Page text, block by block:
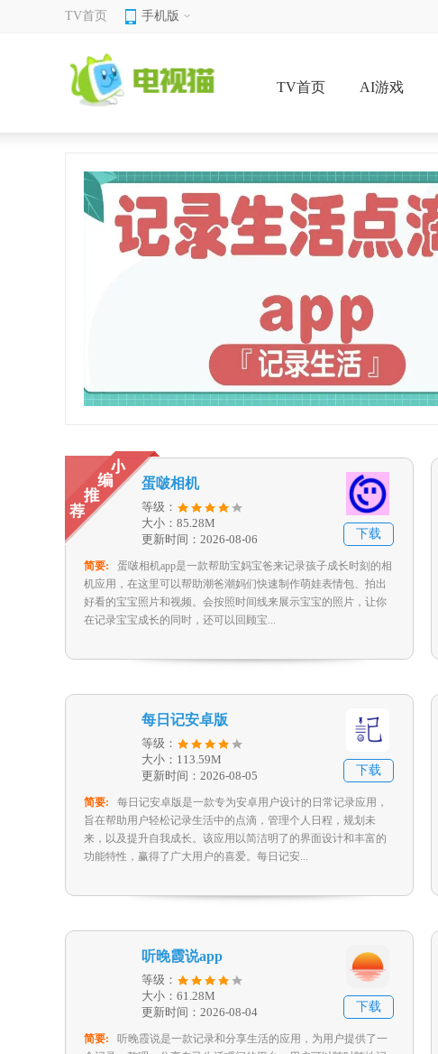
TV首页 手机版
TV首页 AI游戏
蛋啵相机
等级：
大小：85.28M
更新时间：2026-08-06
下载
简要:
蛋啵相机app是一款帮助宝妈宝爸来记录孩子成长时刻的相
机应用，在这里可以帮助潮爸潮妈们快速制作萌娃表情包、拍出
好看的宝宝照片和视频。会按照时间线来展示宝宝的照片，让你
在记录宝宝成长的同时，还可以回顾宝...
每日记安卓版
等级：
大小：113.59M
更新时间：2026-08-05
下载
简要:
每日记安卓版是一款专为安卓用户设计的日常记录应用，
旨在帮助用户轻松记录生活中的点滴，管理个人日程，规划未
来，以及提升自我成长。该应用以简洁明了的界面设计和丰富的
功能特性，赢得了广大用户的喜爱。每日记安...
听晚霞说app
等级：
大小：61.28M
更新时间：2026-08-04
下载
简要:
听晚霞说是一款记录和分享生活的应用，为用户提供了一